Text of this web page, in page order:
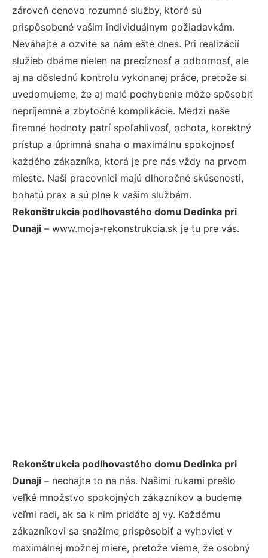
zároveň cenovo rozumné služby, ktoré sú
prispôsobené vašim individuálnym požiadavkám.
Neváhajte a ozvite sa nám ešte dnes. Pri realizácií
služieb dbáme nielen na precíznosť a odbornosť, ale
aj na dôslednú kontrolu vykonanej práce, pretože si
uvedomujeme, že aj malé pochybenie môže spôsobiť
nepríjemné a zbytočné komplikácie. Medzi naše
firemné hodnoty patrí spoľahlivosť, ochota, korektný
prístup a úprimná snaha o maximálnu spokojnosť
každého zákazníka, ktorá je pre nás vždy na prvom
mieste. Naši pracovníci majú dlhoročné skúsenosti,
bohatú prax a sú plne k vašim službám.
Rekonštrukcia podlhovastého domu Dedinka pri
Dunaji – www.moja-rekonstrukcia.sk je tu pre vás.
Rekonštrukcia podlhovastého domu Dedinka pri
Dunaji – nechajte to na nás. Našimi rukami prešlo
veľké množstvo spokojných zákazníkov a budeme
veľmi radi, ak sa k nim pridáte aj vy. Každému
zákazníkovi sa snažíme prispôsobiť a vyhovieť v
maximálnej možnej miere, pretože vieme, že osobný